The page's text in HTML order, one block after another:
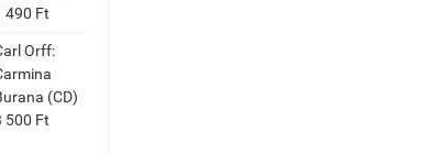
490 Ft
Orff:
(CD)
500 Ft